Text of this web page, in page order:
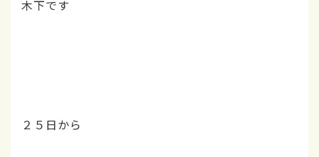
木下です
２５日から